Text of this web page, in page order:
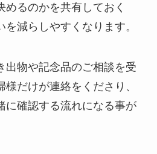
るのかを共有しておく
減らしやすくなります。
出物や記念品のご相談を受
だけが連絡をくださり、
に確認する流れになる事が